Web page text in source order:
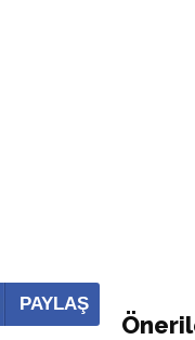
PAYLAŞ